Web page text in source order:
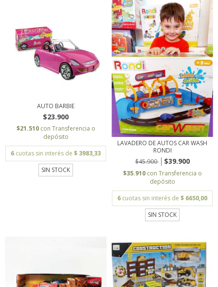
AUTO BARBIE
$23.900
$21.510 con Transferencia o
depósito
6 cuotas sin interés de $ 3983,33
SIN STOCK
LAVADERO DE AUTOS CAR WASH
RONDI
$45.900
$39.900
$35.910 con Transferencia o
depósito
6 cuotas sin interés de $ 6650,00
SIN STOCK